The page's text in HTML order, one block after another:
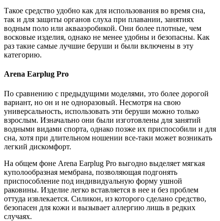
Такое средство удобно как для использования во время сна,
так и для защиты органов слуха при плавании, занятиях
водным поло или аквааэробикой. Они более плотные, чем
восковые изделия, однако не менее удобны и безопасны. Как
раз такие самые лучшие беруши и были включены в эту
категорию.
Arena Earplug Pro
По сравнению с предыдущими моделями, это более дорогой
вариант, но он и не одноразовый. Несмотря на свою
универсальность, использовать эти беруши можно только
взрослым. Изначально они были изготовлены для занятий
водными видами спорта, однако позже их приспособили и для
сна, хотя при длительном ношении все-таки может возникать
легкий дискомфорт.
На общем фоне Arena Earplug Pro выгодно выделяет мягкая
куполообразная мембрана, позволяющая подгонять
приспособление под индивидуальную форму ушной
раковины. Изделие легко вставляется в нее и без проблем
оттуда извлекается. Силикон, из которого сделано средство,
безопасен для кожи и вызывает аллергию лишь в редких
случаях.